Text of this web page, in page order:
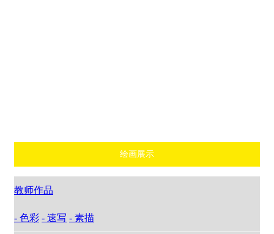
绘画展示
教师作品
- 色彩 - 速写 - 素描